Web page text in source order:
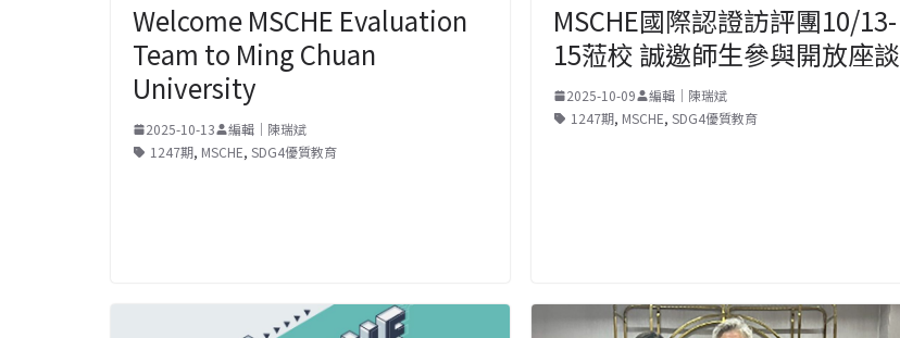
Welcome MSCHE Evaluation
Team to Ming Chuan
University
2025-10-13
編輯｜陳瑞斌
1247期, MSCHE, SDG4優質教育
MSCHE國際認證訪評團10/13-
15蒞校 誠邀師生參與開放座談
2025-10-09
編輯｜陳瑞斌
1247期, MSCHE, SDG4優質教育